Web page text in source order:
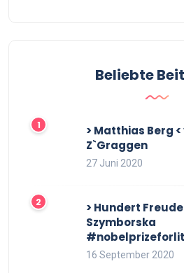
Beliebte
> Matthias Berg
Z`Graggen
27 Juni 2020
> Hundert
Szymborska
16 September 2020